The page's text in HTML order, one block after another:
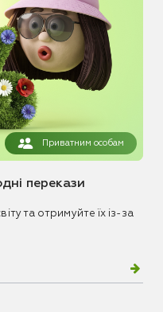
Приватним особам
перекази
та отримуйте їх із-за